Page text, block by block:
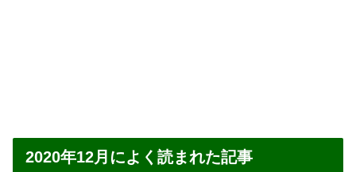
2020年12月によく読まれた記事